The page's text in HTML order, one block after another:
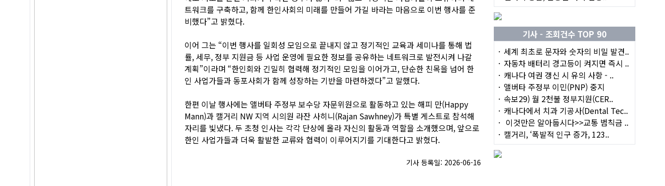
트워크를 구축하고, 함께 한인사회의 미래를 만들어 가길 바라는 마음으로 이번 행사를 준
비했다”고 밝혔다.
이어 그는 “이번 행사를 일회성 모임으로 끝내지 않고 정기적인 교육과 세미나를 통해 법
률, 세무, 정부 지원금 등 사업 운영에 필요한 정보를 공유하는 네트워크로 발전시켜 나갈
계획”이라며 “한인회와 긴밀히 협력해 정기적인 모임을 이어가고, 단순한 친목을 넘어 한
인 사업가들과 동포사회가 함께 성장하는 기반을 마련하겠다”고 말했다.
한편 이날 행사에는 앨버타 주정부 보수당 자문위원으로 활동하고 있는 해피 만(Happy
Mann)과 캘거리 NW 지역 시의원 라잔 사히니(Rajan Sawhney)가 특별 게스트로 참석해
자리를 빛냈다. 두 초청 인사는 각각 단상에 올라 자신의 활동과 역할을 소개했으며, 앞으로
한인 사업가들과 더욱 활발한 교류와 협력이 이루어지기를 기대한다고 밝혔다.
기사 등록일: 2026-06-16
기사 - 조회건수 TOP 90
세계 최초로 문자와 숫자의 비밀 발견..
자동차 배터리 경고등이 켜지면 즉시 ..
캐나다 여권 갱신 시 유의 사항 - ..
앨버타 주정부 이민(PNP) 중지
속보29) 월 2천불 정부지원(CER..
캐나다에서 치과 기공사(Dental Tec..
이것만은 알아둡시다>>교통 범칙금 ..
캘거리, ‘폭발적 인구 증가, 123..